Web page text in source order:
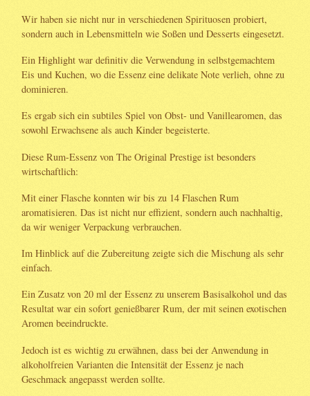
Wir haben sie nicht nur in verschiedenen Spirituosen probiert,
sondern auch in Lebensmitteln wie Soßen und Desserts eingesetzt.
Ein Highlight war definitiv die Verwendung in selbstgemachtem
Eis und Kuchen, wo die Essenz eine delikate Note verlieh, ohne zu
dominieren.
Es ergab sich ein subtiles Spiel von Obst- und Vanillearomen, das
sowohl Erwachsene als auch Kinder begeisterte.
Diese Rum-Essenz von The Original Prestige ist besonders
wirtschaftlich:
Mit einer Flasche konnten wir bis zu 14 Flaschen Rum
aromatisieren. Das ist nicht nur effizient, sondern auch nachhaltig,
da wir weniger Verpackung verbrauchen.
Im Hinblick auf die Zubereitung zeigte sich die Mischung als sehr
einfach.
Ein Zusatz von 20 ml der Essenz zu unserem Basisalkohol und das
Resultat war ein sofort genießbarer Rum, der mit seinen exotischen
Aromen beeindruckte.
Jedoch ist es wichtig zu erwähnen, dass bei der Anwendung in
alkoholfreien Varianten die Intensität der Essenz je nach
Geschmack angepasst werden sollte.